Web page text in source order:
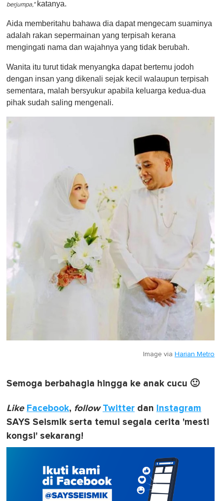
berjumpa,"katanya.
Aida memberitahu bahawa dia dapat mengecam suaminya
adalah rakan sepermainan yang terpisah kerana
mengingati nama dan wajahnya yang tidak berubah.
Wanita itu turut tidak menyangka dapat bertemu jodoh
dengan insan yang dikenali sejak kecil walaupun terpisah
sementara, malah bersyukur apabila keluarga kedua-dua
pihak sudah saling mengenali.
Image via Harian Metro
Semoga berbahagia hingga ke anak cucu 🙂
Like Facebook, follow Twitter dan Instagram
SAYS Seismik serta temui segala cerita 'mesti
kongsi' sekarang!